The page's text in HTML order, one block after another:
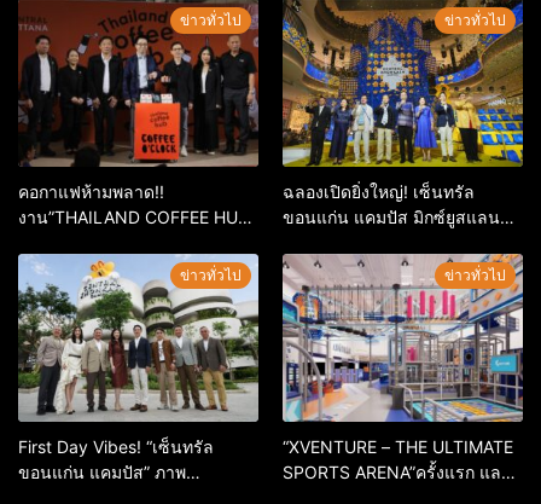
กิจกรรมร่วมโหวตชนะกว่า
10,000 คะแนน
ระดับเศรษฐกิจดิจิทัลอีสาน
ข่าวทั่วไป
คอกาแฟห้ามพลาด!!
งาน”THAILAND COFFEE HUB
69 ณ ศูนย์การค้าเซ็นทรัล
ขอนแก่น
ข่าวทั่วไป
ฉลองเปิดยิ่งใหญ่! เซ็นทรัล
ขอนแก่น แคมปัส มิกซ์ยูสแลนด์
ความม่วน ปลุกพลัง Campus
District
ข่าวทั่วไป
First Day Vibes! “เซ็นทรัล
ขอนแก่น แคมปัส” ภาพ
ข่าวทั่วไป
“XVENTURE – THE ULTIMATE
SPORTS ARENA”ครั้งแรก และ